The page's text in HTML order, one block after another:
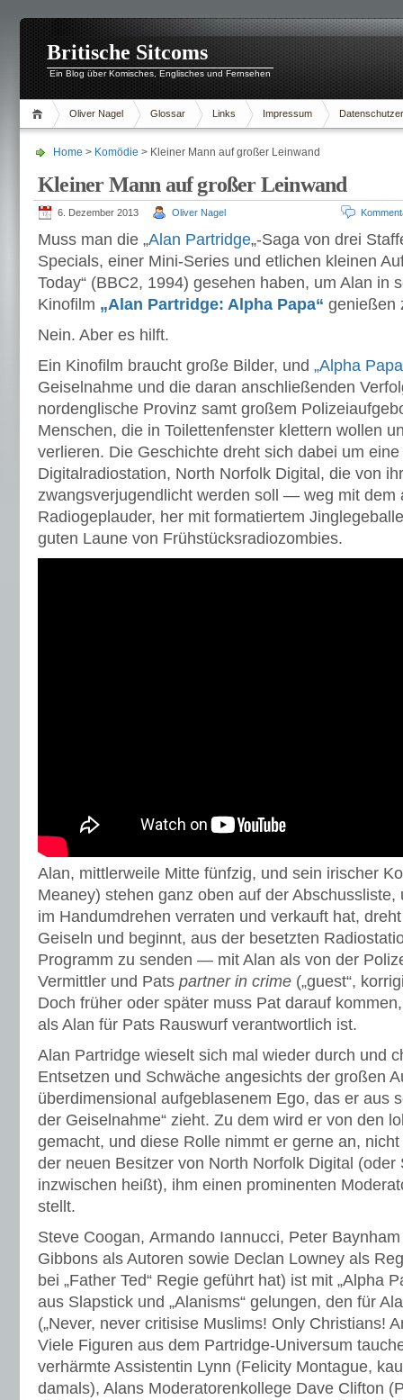
Britische Sitcoms
Ein Blog über Komisches, Englisches und Fernsehen
Oliver Nagel Glossar Links Impressum
Home > Komödie > Kleiner Mann auf großer Leinwand
Kleiner Mann auf großer Leinwand
6. Dezember 2013 Oliver Nagel
Muss man die „Alan Partridge„-Saga von drei
Specials, einer Mini-Series und etlichen kleinen
Today“ (BBC2, 1994) gesehen haben, um Alan in
Kinofilm „Alan Partridge: Alpha Papa“ genießen
Nein. Aber es hilft.
Ein Kinofilm braucht große Bilder, und „Alpha
Geiselnahme und die daran anschließenden
nordenglische Provinz samt großem
Menschen, die in Toilettenfenster klettern wollen
verlieren. Die Geschichte dreht sich dabei um
Digitalradiostation, North Norfolk Digital, die von
zwangsverjugendlicht werden soll — weg mit dem
Radiogeplauder, her mit formatiertem
guten Laune von Frühstücksradiozombies.
Alan, mittlerweile Mitte fünfzig, und sein irischer
Meaney) stehen ganz oben auf der Abschussliste,
im Handumdrehen verraten und verkauft hat,
Geiseln und beginnt, aus der besetzten
Programm zu senden — mit Alan als von der
Vermittler und Pats partner in crime („guest“,
Doch früher oder später muss Pat darauf
als Alan für Pats Rauswurf verantwortlich ist.
Alan Partridge wieselt sich mal wieder durch und
Entsetzen und Schwäche angesichts der großen
überdimensional aufgeblasenem Ego, das er aus
der Geiselnahme“ zieht. Zu dem wird er von den
gemacht, und diese Rolle nimmt er gerne an,
der neuen Besitzer von North Norfolk Digital (oder
inzwischen heißt), ihm einen prominenten
stellt.
Steve Coogan, Armando Iannucci, Peter
Gibbons als Autoren sowie Declan Lowney als
bei „Father Ted“ Regie geführt hat) ist mit „Alpha
aus Slapstick und „Alanisms“ gelungen, den für
(„Never, never critisise Muslims! Only Christians!
Viele Figuren aus dem Partridge-Universum
verhärmte Assistentin Lynn (Felicity Montague,
damals), Alans Moderatorenkollege Dave Clifton